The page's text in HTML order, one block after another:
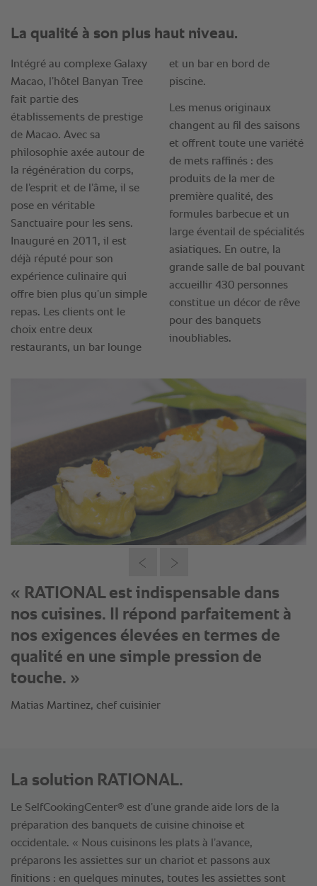
« RATIONAL est indispensable dans
nos cuisines. Il répond parfaitement à
nos exigences élevées en termes de
qualité en une simple pression de
touche. »
Matias Martinez, chef cuisinier
La solution RATIONAL.
Le SelfCookingCenter® est d’une grande aide lors de la
préparation des banquets de cuisine chinoise et
occidentale. « Nous cuisinons les plats à l’avance,
préparons les assiettes sur un chariot et passons aux
finitions : en quelques minutes, toutes les assiettes sont